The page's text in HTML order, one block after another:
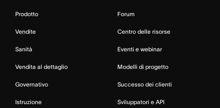
Prodotto
Vendite
Sanità
Vendita al dettaglio
Governativo
Istruzione
Forum
Centro delle risorse
Eventi e webinar
Modelli di progetto
Successo dei clienti
Sviluppatori e API